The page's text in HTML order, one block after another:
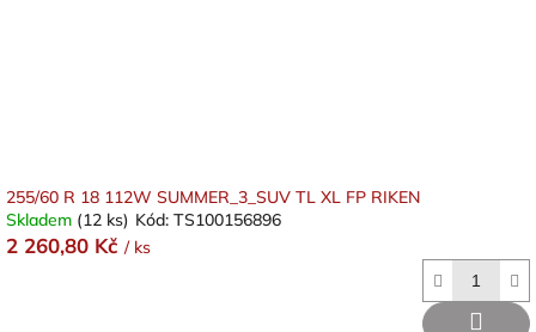
255/60 R 18 112W SUMMER_3_SUV TL XL FP RIKEN
Skladem (12 ks) Kód: TS100156896
2 260,80 Kč / ks